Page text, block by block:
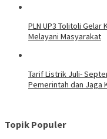
PLN UP3 Tolitoli Gelar
Melayani Masyarakat
Tarif Listrik Juli-
Pemerintah dan Jaga
Topik Populer